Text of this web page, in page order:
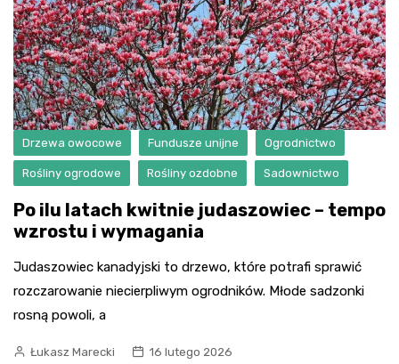
Drzewa owocowe Fundusze unijne Ogrodnictwo
Rośliny ogrodowe Rośliny ozdobne Sadownictwo
Po ilu latach kwitnie judaszowiec – tempo
wzrostu i wymagania
Judaszowiec kanadyjski to drzewo, które potrafi sprawić
rozczarowanie niecierpliwym ogrodników. Młode sadzonki
rosną powoli, a
Łukasz Marecki 16 lutego 2026